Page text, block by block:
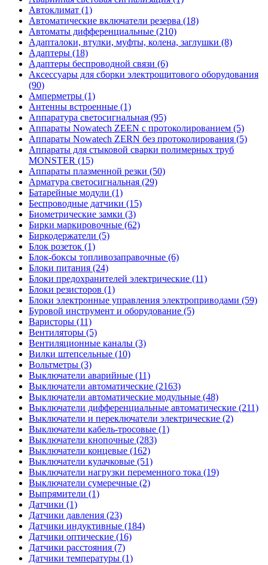
Автоклимат (1)
Автоматические включатели резерва (18)
Автоматы дифференциальные (210)
Адапталоки, втулки, муфты, колена, заглушки (8)
Адаптеры (18)
Адаптеры беспроводной связи (6)
Аксессуары для сборки электрощитового оборудования
(90)
Амперметры (1)
Антенны встроенные (1)
Аппаратура светосигнальная (95)
Аппараты Nowatech ZEEN c протоколированием (5)
Аппараты Nowatech ZERN без протоколирования (5)
Аппараты для стыковой сварки полимерных труб
MONSTER (15)
Аппараты плазменной резки (50)
Арматура светосигнальная (29)
Батарейные модули (1)
Беспроводные датчики (15)
Биометрические замки (3)
Бирки маркировочные (62)
Биркодержатели (5)
Блок розеток (1)
Блок-боксы топливозаправочные (6)
Блоки питания (24)
Блоки предохранителей электрические (11)
Блоки резисторов (1)
Блоки электронные управления электроприводами (59)
Буровой инструмент и оборудование (5)
Варисторы (11)
Вентиляторы (5)
Вентиляционные каналы (3)
Вилки штепсельные (10)
Вольтметры (3)
Выключатели аварийные (11)
Выключатели автоматические (2163)
Выключатели автоматические модульные (48)
Выключатели дифференциальные автоматические (211)
Выключатели и переключатели электрические (2)
Выключатели кабель-тросовые (1)
Выключатели кнопочные (283)
Выключатели концевые (162)
Выключатели кулачковые (51)
Выключатели нагрузки переменного тока (19)
Выключатели сумеречные (2)
Выпрямители (1)
Датчики (1)
Датчики давления (23)
Датчики индуктивные (184)
Датчики оптические (16)
Датчики расстояния (7)
Датчики температуры (1)